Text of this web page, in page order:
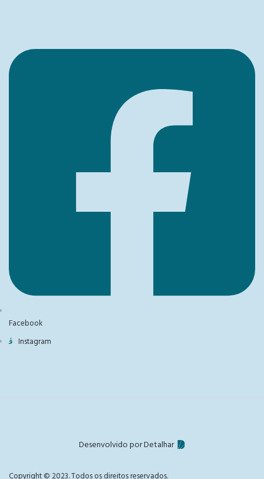
Facebook
Instagram
Desenvolvido por Detalhar
Copyright © 2023. Todos os direitos reservados.